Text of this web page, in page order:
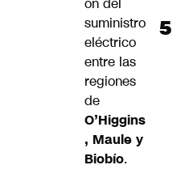
ón del
suministro
eléctrico
entre las
regiones
de
O’Higgins
, Maule y
Biobío.